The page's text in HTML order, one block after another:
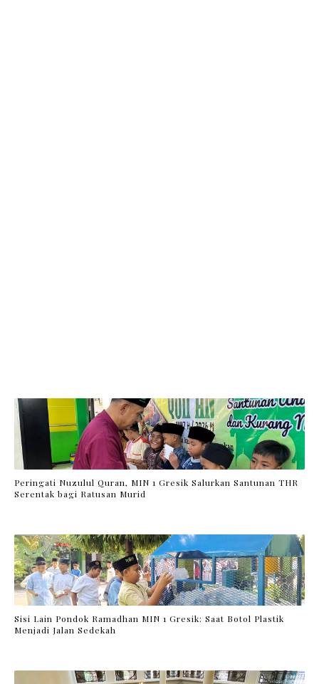
Peringati Nuzulul Quran, MIN 1 Gresik Salurkan Santunan THR
Serentak bagi Ratusan Murid
Sisi Lain Pondok Ramadhan MIN 1 Gresik: Saat Botol Plastik
Menjadi Jalan Sedekah